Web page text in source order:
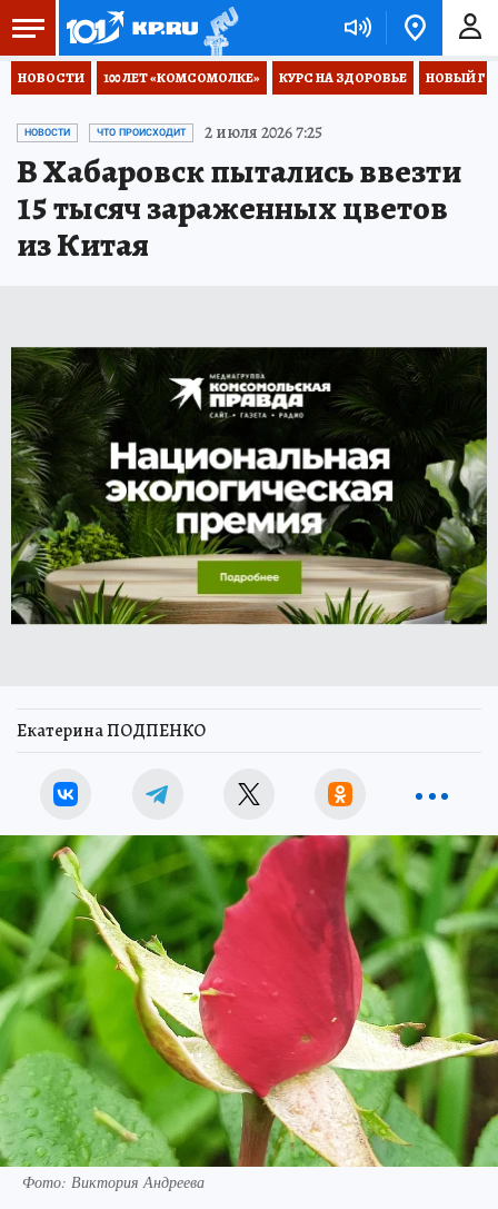
НОВОСТИ 100 ЛЕТ «КОМСОМОЛКЕ» КУРС НА ЗДОРОВЬЕ НОВЫЙ
НОВОСТИ ЧТО ПРОИСХОДИТ 2 июля 2026 7:25
В Хабаровск пытались ввезти
15 тысяч зараженных цветов
из Китая
Екатерина ПОДПЕНКО
Фото: Виктория Андреева